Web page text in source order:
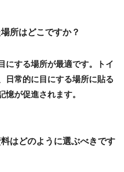
所はどこですか？
にする場所が最適です。トイ
日常的に目にする場所に貼る
憶が促進されます。
はどのように選ぶべきです